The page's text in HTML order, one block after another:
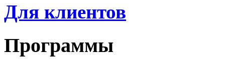
Для клиентов
Программы